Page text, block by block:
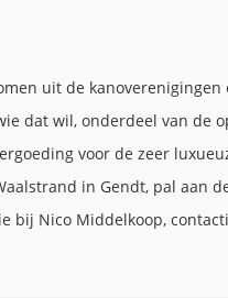
uit de
dat wil, onderdeel van de
voor de zeer
in Gendt, pal aan
bij Nico Middelkoop,